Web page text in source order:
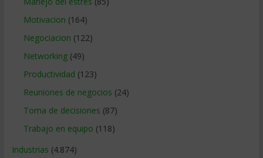
Motivacion (164)
Negociacion (122)
Networking(49)
Productividad (123)
Reuniones de negocios (24)
Toma de decisiones (87)
Trabajo en equipo (118)
Industrias (4.874)